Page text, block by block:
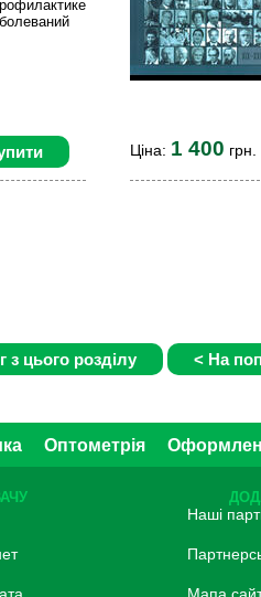
Ціна: 1 400 грн.
Оптометрія
Наші